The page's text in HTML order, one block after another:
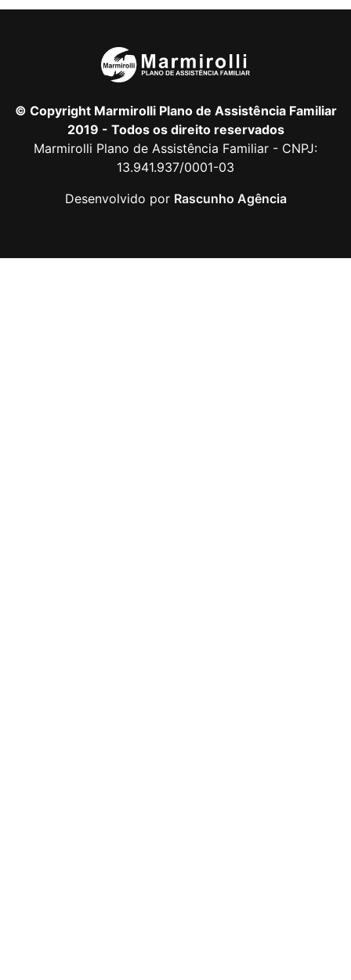
© Copyright Marmirolli Plano de Assistência Familiar
2019 - Todos os direito reservados
Marmirolli Plano de Assistência Familiar - CNPJ:
13.941.937/0001-03
Desenvolvido por Rascunho Agência